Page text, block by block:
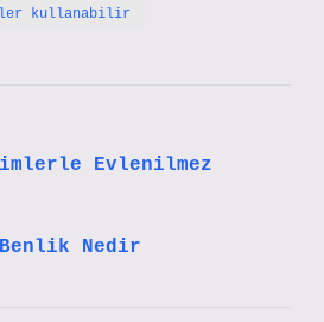
kullanabilir
Evlenilmez
Nedir